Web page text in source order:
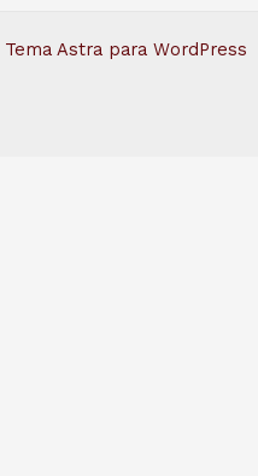
Tema Astra para WordPress